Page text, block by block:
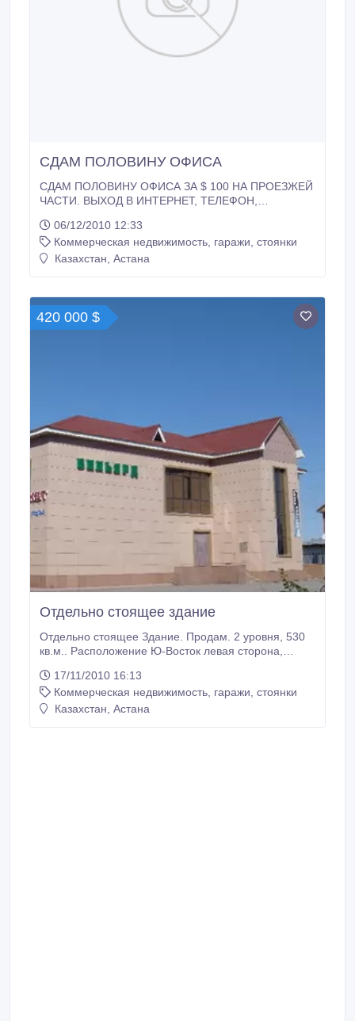
СДАМ ПОЛОВИНУ ОФИСА
СДАМ ПОЛОВИНУ ОФИСА ЗА $ 100 НА ПРОЕЗЖЕЙ
ЧАСТИ. ВЫХОД В ИНТЕРНЕТ, ТЕЛЕФОН,
ВХЛДЯТ В СУММУ АРЕНДЫ..
06/12/2010 12:33
Коммерческая недвижимость, гаражи, стоянки
Казахстан, Астана
420 000 $
Отдельно стоящее здание
Отдельно стоящее Здание. Продам. 2 уровня, 530
кв.м.. Расположение Ю-Восток левая сторона,
близости с клубом Чикаго. Срочно. Комплекты
оборудования для Супермаркета, Салона Красоты
и Бильярдного клуба..
17/11/2010 16:13
Коммерческая недвижимость, гаражи, стоянки
Казахстан, Астана